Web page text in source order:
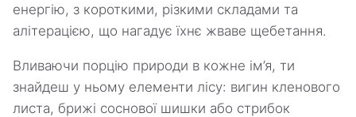
енергію, з короткими, різкими складами та
алітерацією, що нагадує їхнє жваве щебетання.
Вливаючи порцію природи в кожне ім’я, ти
знайдеш у ньому елементи лісу: вигин кленового
листа, брижі соснової шишки або стрибок